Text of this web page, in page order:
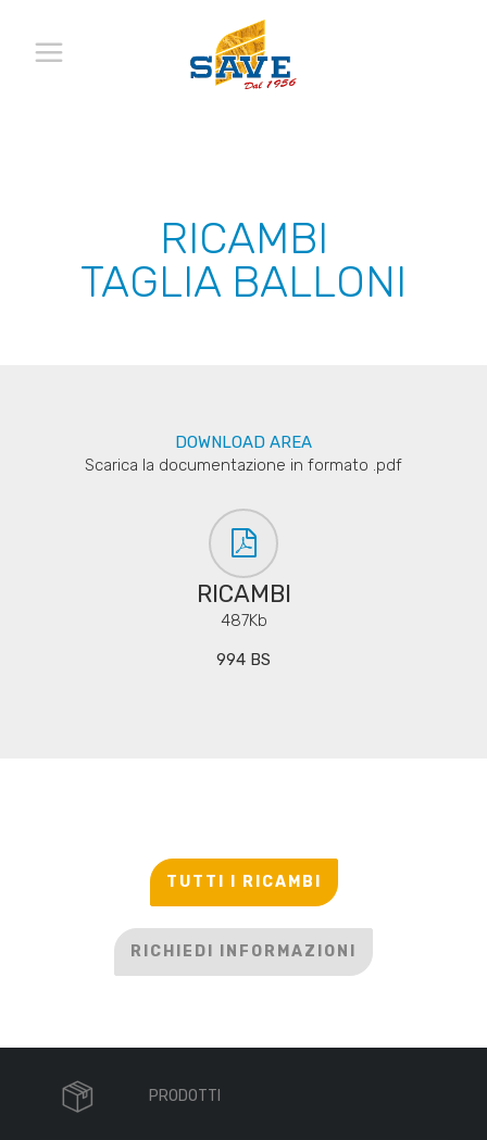
RICAMBI
TAGLIA BALLONI
DOWNLOAD AREA
Scarica la documentazione in formato .pdf
RICAMBI
487Kb
994 BS
TUTTI I RICAMBI
RICHIEDI INFORMAZIONI
PRODOTTI